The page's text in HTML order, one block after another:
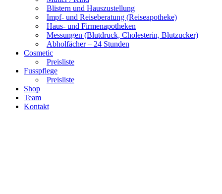
Blistern und Hauszustellung
Impf- und Reiseberatung (Reiseapotheke)
Haus- und Firmenapotheken
Messungen (Blutdruck, Cholesterin, Blutzucker)
Abholfächer – 24 Stunden
Cosmetic
Preisliste
Fusspflege
Preisliste
Shop
Team
Kontakt